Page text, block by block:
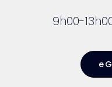
9h00-